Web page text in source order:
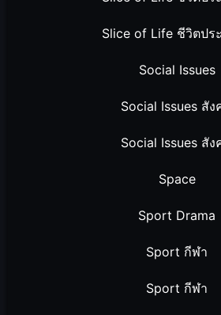
Slice of Life ชีวิตปร
Social Issues
Social Issues สัง
Social Issues สัง
Space
Sport Drama
Sport กีฬา
Sport กีฬา